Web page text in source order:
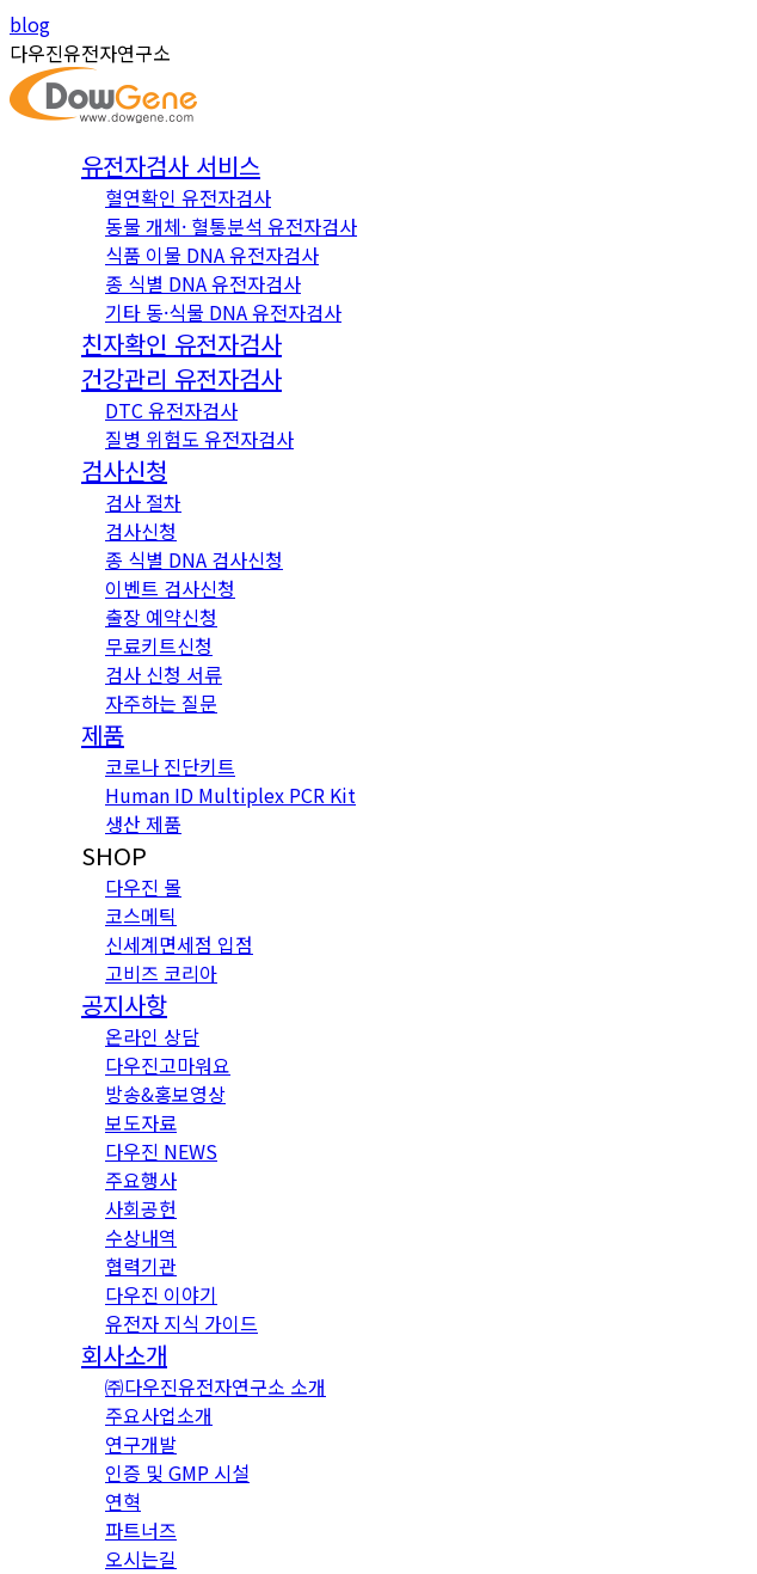
Skip
to
content
Instagram
page
opens
in
YouTube
page
opens
in
blog
다우진유전자연구소
유전자검사 서비스
혈연확인 유전자검사
동물 개체· 혈통분석 유전자검사
식품 이물 DNA 유전자검사
종 식별 DNA 유전자검사
기타 동·식물 DNA 유전자검사
친자확인 유전자검사
건강관리 유전자검사
DTC 유전자검사
질병 위험도 유전자검사
검사신청
검사 절차
검사신청
종 식별 DNA 검사신청
이벤트 검사신청
출장 예약신청
무료키트신청
검사 신청 서류
자주하는 질문
제품
코로나 진단키트
Human ID Multiplex PCR Kit
생산 제품
SHOP
다우진 몰
코스메틱
신세계면세점 입점
고비즈 코리아
공지사항
온라인 상담
다우진고마워요
방송&홍보영상
보도자료
다우진 NEWS
주요행사
사회공헌
수상내역
협력기관
다우진 이야기
유전자 지식 가이드
회사소개
㈜다우진유전자연구소 소개
주요사업소개
연구개발
인증 및 GMP 시설
연혁
파트너즈
오시는길